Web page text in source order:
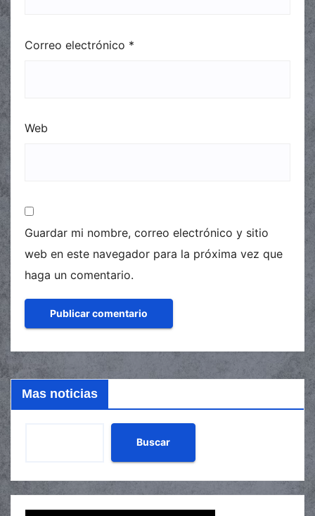
Correo electrónico *
Web
Guardar mi nombre, correo electrónico y sitio
web en este navegador para la próxima vez que
haga un comentario.
Mas noticias
Buscar